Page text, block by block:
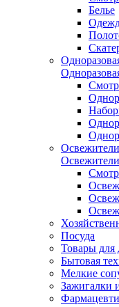
Белье
Освежители
Освежители
Посуда
Товары для
Бытовая
Мелкие
Зажигалки